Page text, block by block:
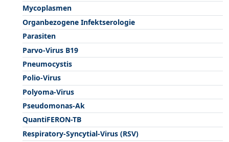
Mycoplasmen
Organbezogene Infektserologie
Parasiten
Parvo-Virus B19
Pneumocystis
Polio-Virus
Polyoma-Virus
Pseudomonas-Ak
QuantiFERON-TB
Respiratory-Syncytial-Virus (RSV)